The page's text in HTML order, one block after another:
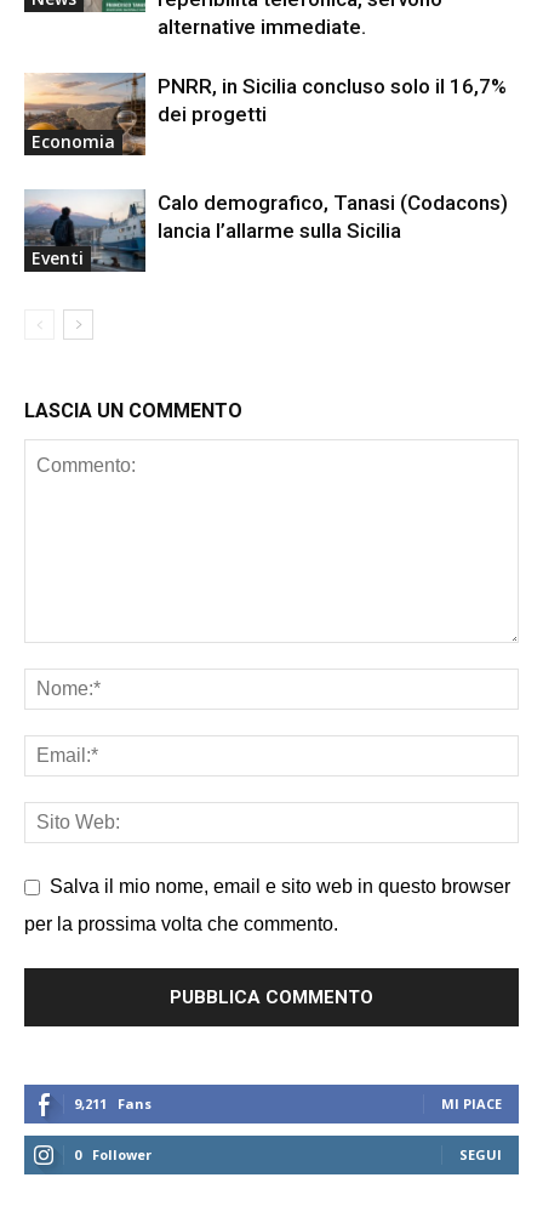
alternative immediate.
Economia
PNRR, in Sicilia concluso solo il 16,7%
dei progetti
Eventi
Calo demografico, Tanasi (Codacons)
lancia l’allarme sulla Sicilia
LASCIA UN COMMENTO
Salva il mio nome, email e sito web in questo browser
per la prossima volta che commento.
9,211 Fans MI PIACE
0 Follower SEGUI